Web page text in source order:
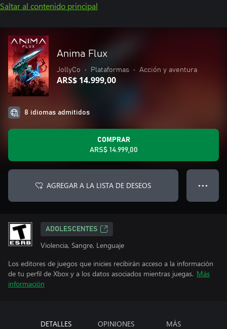
Saltar al contenido principal
Anima Flux
JollyCo • Plataformas • Acción y aventura
ARS$ 14.999,00
8 idiomas admitidos
COMPRAR
ARS$ 14.999,00
AGREGAR A LA LISTA DE DESEOS ● ● ●
ADOLESCENTES
Violencia, Sangre, Lenguaje
Los editores de juegos que inicies recibirán acceso a la información
de tu perfil de Xbox y a los datos asociados mientras juegas. Más
información
DETALLES OPINIONES MÁS